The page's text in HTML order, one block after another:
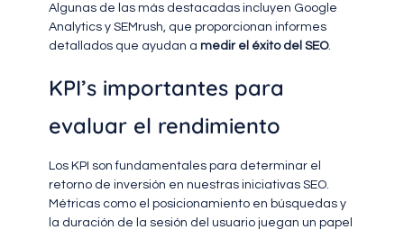
Algunas de las más destacadas incluyen Google
Analytics y SEMrush, que proporcionan informes
detallados que ayudan a medir el éxito del SEO.
KPI’s importantes para
evaluar el rendimiento
Los KPI son fundamentales para determinar el
retorno de inversión en nuestras iniciativas SEO.
Métricas como el posicionamiento en búsquedas y
la duración de la sesión del usuario juegan un papel